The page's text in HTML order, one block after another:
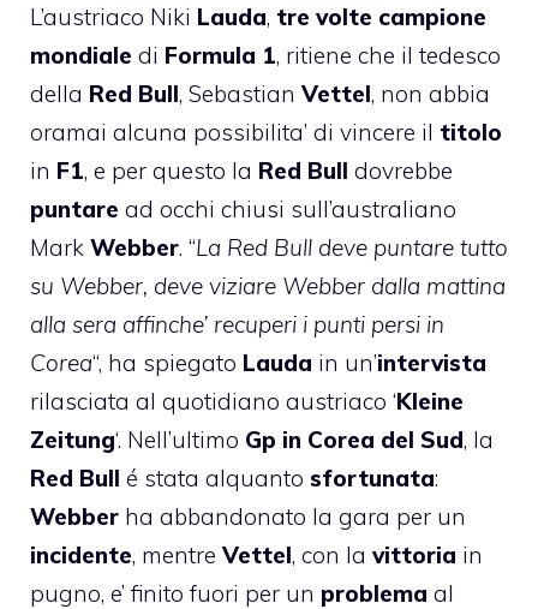
L’austriaco Niki Lauda, tre volte campione
mondiale di Formula 1, ritiene che il tedesco
della Red Bull, SebastianVettel, non abbia
oramai alcuna possibilita’ di vincere il titolo
in F1, e per questo la Red Bull dovrebbe
puntare ad occhi chiusi sull’australiano
Mark Webber. “La Red Bull deve puntare tutto
su Webber, deve viziare Webber dalla mattina
alla sera affinche’ recuperi i punti persi in
Corea“, ha spiegato Lauda in un’intervista
rilasciata al quotidiano austriaco ‘Kleine
Zeitung‘. Nell’ultimo Gp in Corea del Sud, la
Red Bull é stata alquanto sfortunata:
Webber ha abbandonato la gara per un
incidente, mentreVettel, con la vittoria in
pugno, e’ finito fuori per un problema al